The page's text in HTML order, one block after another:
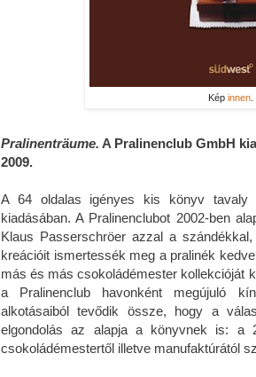
Képinnen.
Pralinenträume. A Pralinenclub GmbH
2009.
A 64 oldalas igényes kis könyv
kiadásában. A Pralinenclubot 2002-ben
Klaus Passerschröer azzal a
kreációit ismertessék meg a pralinék
más és más csokoládémester kollekcióját
a Pralinenclub havonként megújuló
alkotásaiból tevődik össze, hogy a
elgondolás az alapja a könyvnek is: a
csokoládémestertől illetve manufaktúrától